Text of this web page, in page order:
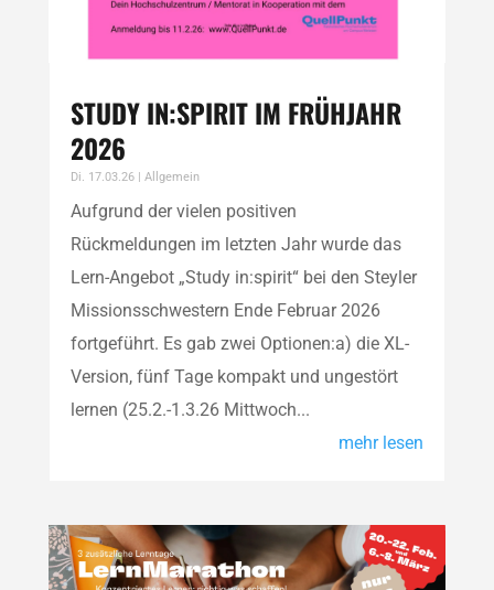
STUDY IN:SPIRIT IM FRÜHJAHR
2026
Di. 17.03.26| Allgemein
Aufgrund der vielen positiven
Rückmeldungen im letzten Jahr wurde das
Lern-Angebot „Study in:spirit“ bei den Steyler
Missionsschwestern Ende Februar 2026
fortgeführt. Es gab zwei Optionen:a) die XL-
Version, fünf Tage kompakt und ungestört
lernen (25.2.-1.3.26 Mittwoch...
mehr lesen